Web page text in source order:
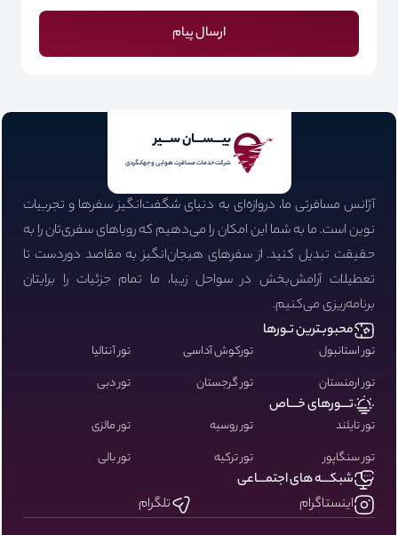
ارسال پیام
بیـــســـان ســـیر
شرکت خدمات مسافرت هوایی و جهانگردی
آژانس مسافرتی ما، دروازه‌ای به دنیای شگفت‌انگیز سفرها و تجربیات
نوین است. ما به شما این امکان را می‌دهیم که رویاهای سفری‌تان را به
حقیقت تبدیل کنید. از سفرهای هیجان‌انگیز به مقاصد دوردست تا
تعطیلات آرامش‌بخش در سواحل زیبا، ما تمام جزئیات را برایتان
برنامه‌ریزی می‌کنیم.
محبوبـترین تـورها
تور استانبول تورکوش آداسی
تور آنتالیا
تور ارمنستان
تور گرجستان تور دبی
تـــورهای خـــاص
تور تایلند تور روسیه
تور مالزی
تور سنگاپور
تور ترکیه تور بالی
شبکـــه های اجتمـــاعی
اینستاگرام
تلگرام